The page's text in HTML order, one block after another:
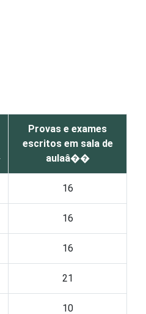
Provas e exames
escritos em sala de
aulaâ��
16
16
16
21
10